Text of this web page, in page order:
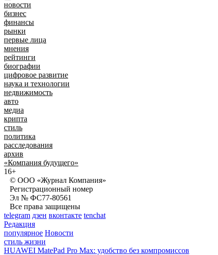
новости
бизнес
финансы
рынки
первые лица
мнения
рейтинги
биографии
цифровое развитие
наука и технологии
недвижимость
авто
медиа
крипта
стиль
политика
расследования
архив
«Компания будущего»
16+
© ООО «Журнал Компания»
Регистрационный номер
Эл № ФС77-80561
Все права защищены
telegram дзен вконтакте tenchat
Редакция
популярное Новости
стиль жизни
HUAWEI MatePad Pro Max: удобство без компромиссов